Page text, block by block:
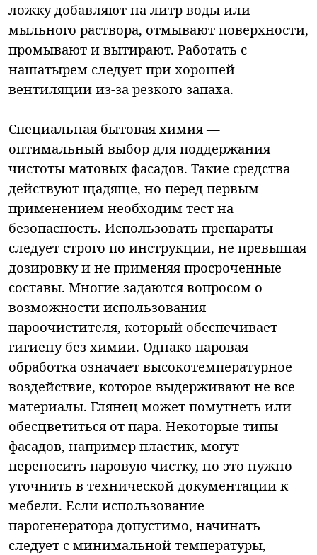
ложку добавляют на литр воды или
мыльного раствора, отмывают поверхности,
промывают и вытирают. Работать с
нашатырем следует при хорошей
вентиляции из-за резкого запаха.
Специальная бытовая химия —
оптимальный выбор для поддержания
чистоты матовых фасадов. Такие средства
действуют щадяще, но перед первым
применением необходим тест на
безопасность. Использовать препараты
следует строго по инструкции, не превышая
дозировку и не применяя просроченные
составы. Многие задаются вопросом о
возможности использования
пароочистителя, который обеспечивает
гигиену без химии. Однако паровая
обработка означает высокотемпературное
воздействие, которое выдерживают не все
материалы. Глянец может помутнеть или
обесцветиться от пара. Некоторые типы
фасадов, например пластик, могут
переносить паровую чистку, но это нужно
уточнить в технической документации к
мебели. Если использование
парогенератора допустимо, начинать
следует с минимальной температуры,